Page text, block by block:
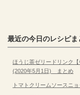
最近の今日のレシピま
ほうじ茶ゼリードリンク
(2020年5月1日) まとめ
トマトクリームソースニ